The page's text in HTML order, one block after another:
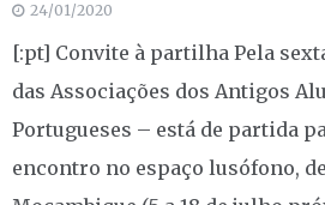
24/01/2020
[:pt] Convite à partilha Pela
das Associações dos Antigos
Portugueses – está de partida
encontro no espaço lusófono,